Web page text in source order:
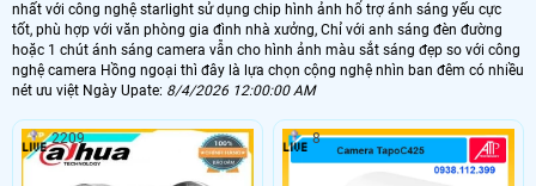
2.10.000 VNĐ HFW2230SP-S-S2
💥 Lắp Camera Starlight Hikvision
💙 Lắp Camera Wifi Starlight
nhất với công nghệ starlight sử dụng chip hình ảnh hổ trợ ánh sáng yếu cực
tốt, phù hợp với văn phòng gia đình nhà xưởng, Chỉ với anh sáng đèn đường
hoặc 1 chút ánh sáng camera vẫn cho hình ảnh màu sắt sáng đẹp so với công
nghệ camera Hồng ngoại thì đây là lựa chọn cộng nghệ nhìn ban đêm có nhiều
nét ưu việt Ngày Upate: 8/4/2026 12:00:00 AM
2209 8